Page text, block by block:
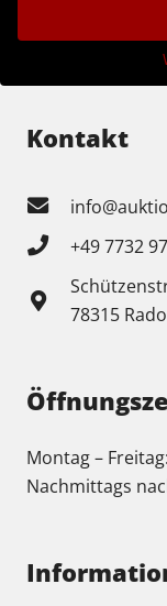
Kontakt
+49 7732
78315
Montag –
Nachmittags